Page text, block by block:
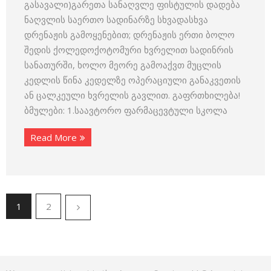
გასავალი)გარეთა სანაღვლე ფისტულის დადება
ნაღვლის საერთო სადინარზე სხვადასხვა
დრენაჟის გამოყენებით; დრენაჟის ერთი ბოლო
შედის ქოლედოქოტომური ხვრელით სადინრის
სანათურში, ხოლო მეორე გამოაქვთ მუცლის
კედლის წინა კედელზე ოპერაციული განაკვეთის
ან ცალკეული ხვრელის გავლით. გაფრთხილება!
ბმულები: 1.საავტორო ფარმაცევტული სკოლა
Read More
1 2